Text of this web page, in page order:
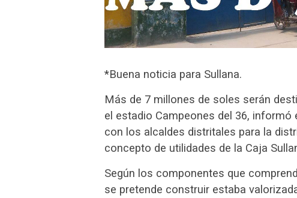
*Buena noticia para Sullana.
Más de 7 millones de soles serán
el estadio Campeones del 36, informó
con los alcaldes distritales para la
concepto de utilidades de la Caja
Según los componentes que
se pretende construir estaba